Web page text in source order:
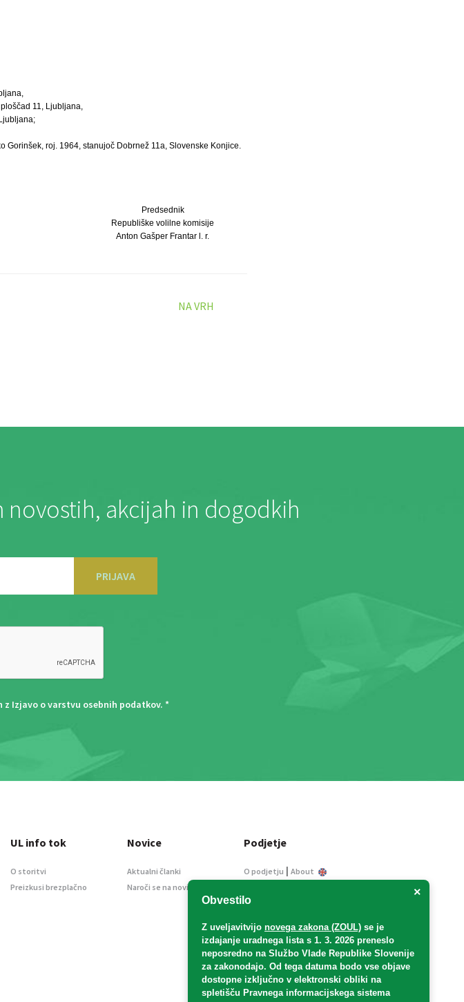
11, Ljubljana,
roj. 1964, stanujoč Dobrnež 11a, Slovenske Konjice.
Predsednik
Republiške volilne komisije
Anton Gašper Frantar l. r.
NA VRH
novostih, akcijah in dogodkih
PRIJAVA
z Izjavo o varstvu osebnih podatkov. *
×
Obvestilo
Z uveljavitvijo novega zakona (ZOUL) se je
izdajanje uradnega lista s 1. 3. 2026 preneslo
neposredno na Službo Vlade Republike Slovenije
za zakonodajo. Od tega datuma bodo vse objave
dostopne izključno v elektronski obliki na
spletišču Pravnega informacijskega sistema
UL info tok
O storitvi
Preizkusi brezplačno
Novice
Aktualni članki
Naroči se na novice
Podjetje
O podjetju | About
Informacije javnega
Oglaševanje
Splošni pogoji
Izjava o varstvu osebnih
podatkov
E-dražbe